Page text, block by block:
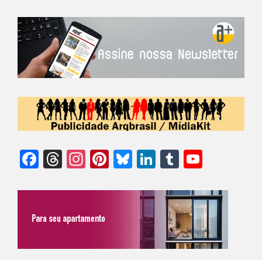
Facebook
Threads
Instagram
Pinterest
Bluesky
LinkedIn
Tumblr